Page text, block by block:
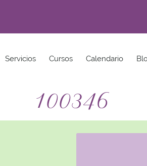
Servicios Cursos Calendario
100346